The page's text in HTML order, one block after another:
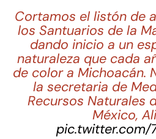
Cortamos el listón de
los Santuarios de la
dando inicio a un
naturaleza que cada
de color a Michoacán.
la secretaria de
Recursos Naturales
México,
pic.twitter.com/